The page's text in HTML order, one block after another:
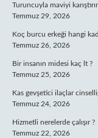
Turuncuyla maviyi
Temmuz 29, 2026
Koç burcu erkeği hangi
Temmuz 26, 2026
Bir insanın midesi kaç lt ?
Temmuz 25, 2026
Kas gevşetici ilaçlar
Temmuz 24, 2026
Hizmetli nerelerde çalışır ?
Temmuz 22, 2026